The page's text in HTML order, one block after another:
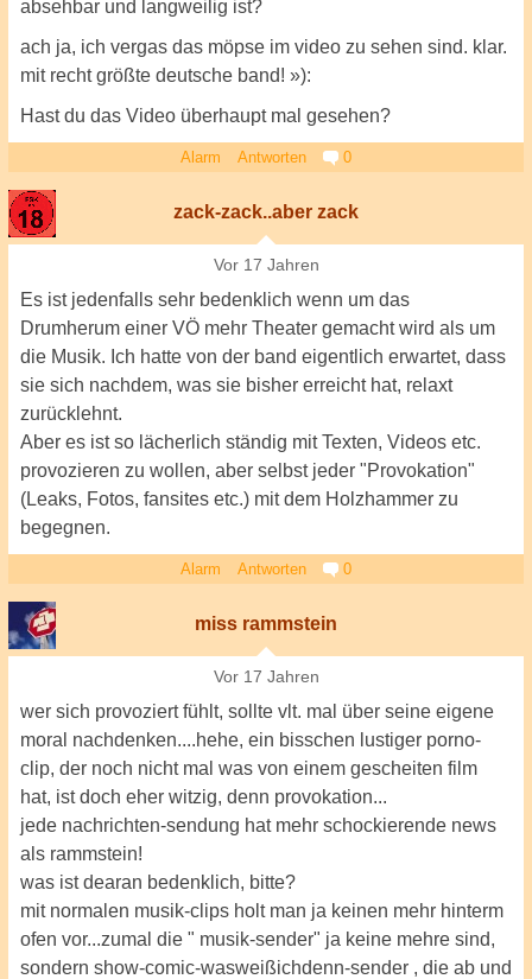
absehbar und langweilig ist?
ach ja, ich vergas das möpse im video zu sehen sind. klar.
mit recht größte deutsche band! »):
Hast du das Video überhaupt mal gesehen?
Alarm Antworten 0
zack-zack..aber zack
Vor 17 Jahren
Es ist jedenfalls sehr bedenklich wenn um das
Drumherum einer VÖ mehr Theater gemacht wird als um
die Musik. Ich hatte von der band eigentlich erwartet, dass
sie sich nachdem, was sie bisher erreicht hat, relaxt
zurücklehnt.
Aber es ist so lächerlich ständig mit Texten, Videos etc.
provozieren zu wollen, aber selbst jeder "Provokation"
(Leaks, Fotos, fansites etc.) mit dem Holzhammer zu
begegnen.
Alarm Antworten 0
miss rammstein
Vor 17 Jahren
wer sich provoziert fühlt, sollte vlt. mal über seine eigene
moral nachdenken....hehe, ein bisschen lustiger porno-
clip, der noch nicht mal was von einem gescheiten film
hat, ist doch eher witzig, denn provokation...
jede nachrichten-sendung hat mehr schockierende news
als rammstein!
was ist dearan bedenklich, bitte?
mit normalen musik-clips holt man ja keinen mehr hinterm
ofen vor...zumal die " musik-sender" ja keine mehre sind,
sondern show-comic-wasweißichdenn-sender , die ab und